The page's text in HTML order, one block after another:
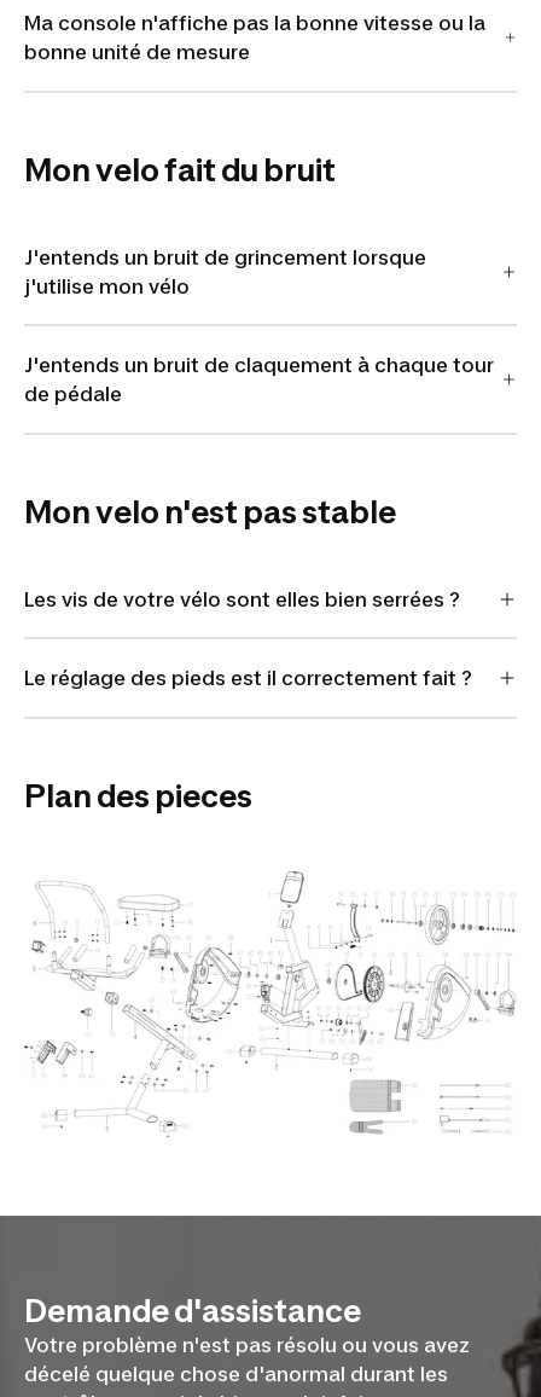
Ma console n'affiche pas la bonne vitesse ou la
bonne unité de mesure
Mon velo fait du bruit
J'entends un bruit de grincement lorsque
j'utilise mon vélo
J'entends un bruit de claquement à chaque tour
de pédale
Mon velo n'est pas stable
Les vis de votre vélo sont elles bien serrées ?
Le réglage des pieds est il correctement fait ?
Plan des pieces
Demande d'assistance
Votre problème n'est pas résolu ou vous avez
décelé quelque chose d'anormal durant les